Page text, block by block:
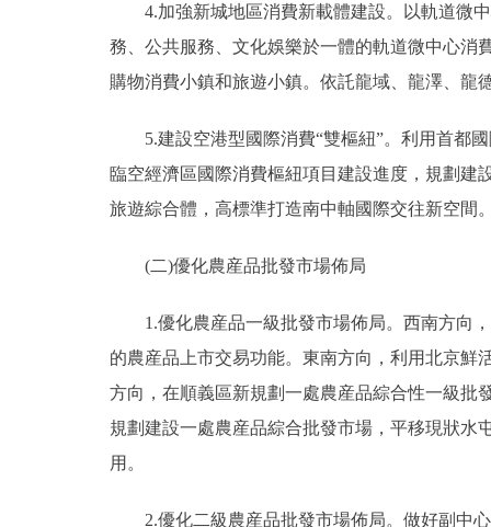
4.加強新城地區消費新載體建設。以軌道微中
務、公共服務、文化娛樂於一體的軌道微中心消
購物消費小鎮和旅遊小鎮。依託龍域、龍澤、龍
5.建設空港型國際消費“雙樞紐”。利用首都國
臨空經濟區國際消費樞紐項目建設進度，規劃建
旅遊綜合體，高標準打造南中軸國際交往新空間
(二)優化農産品批發市場佈局
1.優化農産品一級批發市場佈局。西南方向，
的農産品上市交易功能。東南方向，利用北京鮮
方向，在順義區新規劃一處農産品綜合性一級批
規劃建設一處農産品綜合批發市場，平移現狀水
用。
2.優化二級農産品批發市場佈局。做好副中心